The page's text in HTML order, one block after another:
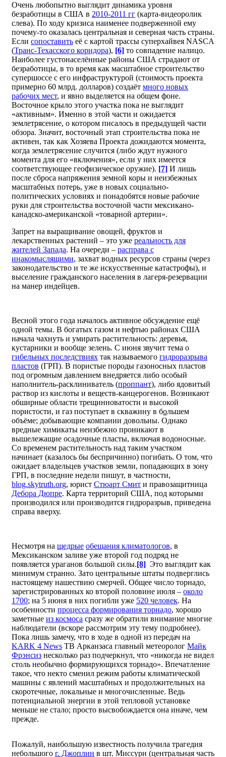
Очень любопытно выглядит динамика уровня
безработицы в США в 2010-2011 гг (карта-видеоролик
слева). По ходу кризиса наименее подверженной ему
почему-то оказалась центральная и северная часть страны.
Если сопоставить её с картой трассы суперхайвея NASCA
(Транс-Техасского коридора), [6] то совпадение налицо.
Наиболее густонаселённые районы США страдают от
безработицы, в то время как масштабное строительство
супершоссе с его инфраструктурой (стоимость проекта
примерно 60 млрд. долларов) создаёт много новых
рабочих мест, и явно выделяется на общем фоне.
Восточное крыло этого участка пока не выглядит
«активным». Именно в этой части и ожидается
землетрясение, о котором писалось в предыдущей части
обзора. Значит, восточный этап строительства пока не
активен, так как Хозяева Проекта дожидаются момента,
когда землетрясение случится (либо ждут нужного
момента для его «включения», если у них имеется
соответствующее геофизическое оружие). [7] И лишь
после сброса напряжения земной коры и неизбежных
масштабных потерь, уже в новых социально-
политических условиях и понадобятся новые рабочие
руки для строительства восточной части мексикано-
канадско-американской «товарной артерии».
Запрет на выращивание овощей, фруктов и
лекарственных растений – это уже реальность для
жителей Запада. На очереди – расправа с
инакомыслящими, захват водных ресурсов страны (через
законодательство и те же искусственные катастрофы), и
выселение гражданского населения в лагеря-резервации
на манер индейцев.
Весной этого года началось активное обсуждение ещё
одной темы. В богатых газом и нефтью районах США
начала чахнуть и умирать растительность: деревья,
кустарники и вообще зелень. С июня звучит тема о
гибельных последствиях так называемого гидроразрыва
пластов (ГРП). В пористые породы газоносных пластов
под огромным давлением внедряется либо особый
наполнитель-расклиниватель (проппант), либо ядовитый
раствор из кислоты и веществ-канцерогенов. Возникают
обширные области трещинноватости и высокой
пористости, и газ поступает в скважину в большем
объёме; добывающие компании довольны. Однако
вредные химикаты неизбежно проникают в
вышележащие осадочные пласты, включая водоносные.
Со временем растительность над таким участком
начинает (казалось бы беспричинно) погибать. О том, что
ожидает владельцев участков земли, попадающих в зону
ГРП, в последние недели пишут, в частности,
blog.skytruth.org, юрист Стюарт Смит и правозащитница
Дебора Дюпре. Карта территорий США, под которыми
производился или производится гидроразрыв, приведена
справа вверху.
Несмотря на щедрые обещания климатологов, в
Мексиканском заливе уже второй год подряд не
появляется ураганов большой силы.[8] Это выглядит как
минимум странно. Зато центральные штаты подверглись
настоящему нашествию смерчей. Общее число торнадо,
зарегистрированных ко второй половине июля – около
1700; на 5 июня в них погибли уже 520 человек. На
особенности процесса формирования торнадо, хорошо
заметные из космоса сразу же обратили внимание многие
наблюдатели (вскоре рассмотрим эту тему подробнее).
Пока лишь замечу, что в ходе в одной из передач на
KARK 4 News ТВ Арканзаса главный метеоролог Майк
Фрэнсиз несколько раз подчеркнул, что «никогда не видел
столь необычно формирующихся торнадо». Впечатление
такое, что некто сменил режим работы климатической
машины с явлений масштабных и продолжительных на
скоротечные, локальные и многочисленные. Ведь
потенциальной энергии в этой тепловой установке
меньше не стало; просто высвобождается она иначе, чем
прежде.
Пожалуй, наибольшую известность получила трагедия
небольшого г. Джоплин в шт. Миссури (центральная часть